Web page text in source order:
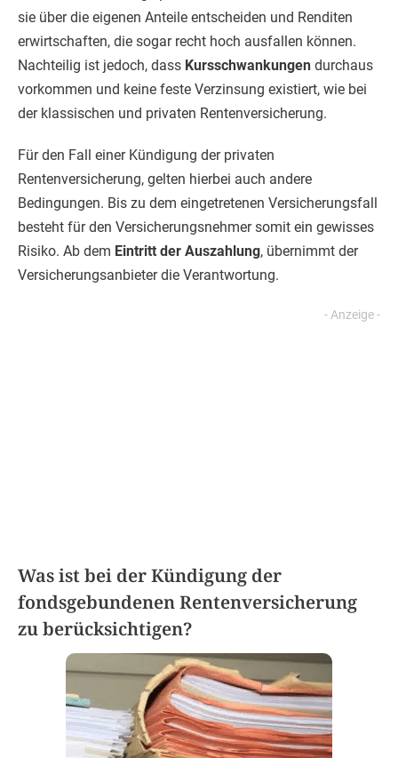
sie über die eigenen Anteile entscheiden und Renditen
erwirtschaften, die sogar recht hoch ausfallen können.
Nachteilig ist jedoch, dass Kursschwankungen durchaus
vorkommen und keine feste Verzinsung existiert, wie bei
der klassischen und privaten Rentenversicherung.
Für den Fall einer Kündigung der privaten
Rentenversicherung, gelten hierbei auch andere
Bedingungen. Bis zu dem eingetretenen Versicherungsfall
besteht für den Versicherungsnehmer somit ein gewisses
Risiko. Ab dem Eintritt der Auszahlung, übernimmt der
Versicherungsanbieter die Verantwortung.
Was ist bei der Kündigung der
fondsgebundenen Rentenversicherung
zu berücksichtigen?